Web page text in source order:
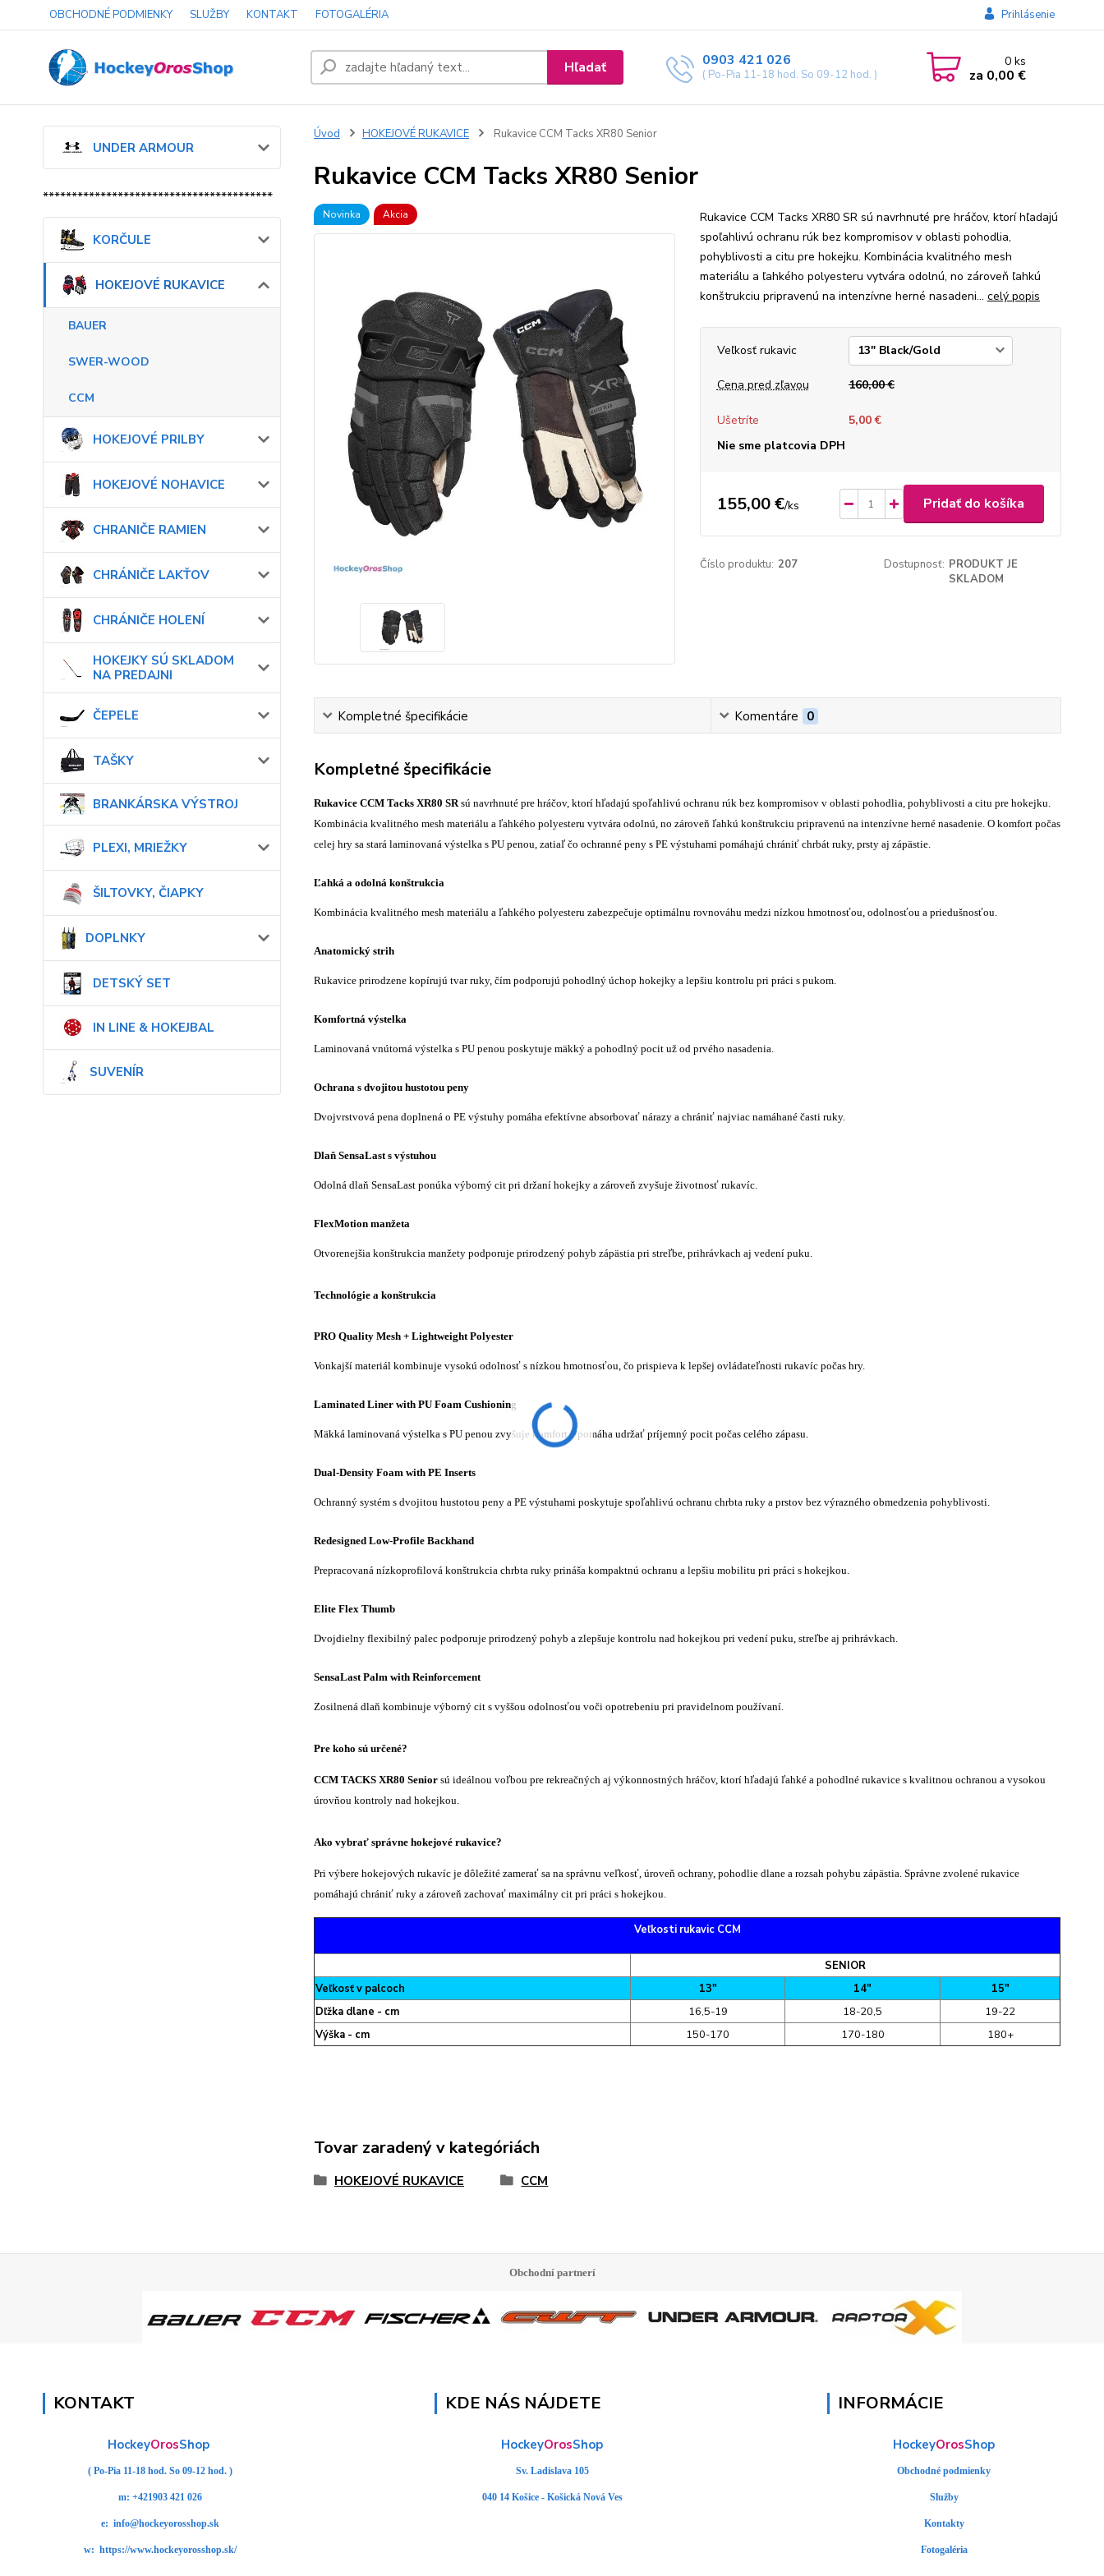
OBCHODNÉ PODMIENKY SLUŽBY KONTAKT FOTOGALÉRIA Prihlásenie
Hľadať 0903 421 026
( Po-Pia 11-18 hod. So 09-12 hod. )
0ks
za 0,00 €
UNDER ARMOUR
****************************************
KORČULE
HOKEJOVÉ RUKAVICE
BAUER
SWER-WOOD
CCM
HOKEJOVÉ PRILBY
HOKEJOVÉ NOHAVICE
CHRANIČE RAMIEN
CHRÁNIČE LAKŤOV
CHRÁNIČE HOLENÍ
HOKEJKY SÚ SKLADOM
NA PREDAJNI
ČEPELE
TAŠKY
BRANKÁRSKA VÝSTROJ
PLEXI, MRIEŽKY
ŠILTOVKY, ČIAPKY
DOPLNKY
DETSKÝ SET
IN LINE & HOKEJBAL
SUVENÍR
Úvod HOKEJOVÉ RUKAVICE Rukavice CCM Tacks XR80 Senior
Rukavice CCM Tacks XR80 Senior
Novinka Akcia
Rukavice CCM Tacks XR80 SR sú navrhnuté pre hráčov, ktorí hľadajú
spoľahlivú ochranu rúk bez kompromisov v oblasti pohodlia,
pohyblivosti a citu pre hokejku. Kombinácia kvalitného mesh
materiálu a ľahkého polyesteru vytvára odolnú, no zároveň ľahkú
konštrukciu pripravenú na intenzívne herné nasadeni... celý popis
Veľkosť rukavic
Cena pred zľavou 160,00 €
Ušetríte
5,00 €
Nie sme platcovia DPH
155,00 €/ks Pridať do košíka
Číslo produktu: 207 Dostupnosť: PRODUKT JE
SKLADOM
Kompletné špecifikácie Komentáre 0
Kompletné špecifikácie
Rukavice CCM Tacks XR80 SRsú navrhnuté pre hráčov, ktorí hľadajú spoľahlivú ochranu rúk bez kompromisov v oblasti pohodlia, pohyblivosti a citu pre hokejku.
Kombinácia kvalitného mesh materiálu a ľahkého polyesteru vytvára odolnú, no zároveň ľahkú konštrukciu pripravenú na intenzívne herné nasadenie. O komfort počas
celej hry sa stará laminovaná výstelka s PU penou, zatiaľ čo ochranné peny s PE výstuhami pomáhajú chrániť chrbát ruky, prsty aj zápästie.
Ľahká a odolná konštrukcia
Kombinácia kvalitného mesh materiálu a ľahkého polyesteru zabezpečuje optimálnu rovnováhu medzi nízkou hmotnosťou, odolnosťou a priedušnosťou.
Anatomický strih
Rukavice prirodzene kopírujú tvar ruky, čím podporujú pohodlný úchop hokejky a lepšiu kontrolu pri práci s pukom.
Komfortná výstelka
Laminovaná vnútorná výstelka s PU penou poskytuje mäkký a pohodlný pocit už od prvého nasadenia.
Ochrana s dvojitou hustotou peny
Dvojvrstvová pena doplnená o PE výstuhy pomáha efektívne absorbovať nárazy a chrániť najviac namáhané časti ruky.
Dlaň SensaLast s výstuhou
Odolná dlaň SensaLast ponúka výborný cit pri držaní hokejky a zároveň zvyšuje životnosť rukavíc.
FlexMotion manžeta
Otvorenejšia konštrukcia manžety podporuje prirodzený pohyb zápästia pri streľbe, prihrávkach aj vedení puku.
Technológie a konštrukcia
PRO Quality Mesh + Lightweight Polyester
Vonkajší materiál kombinuje vysokú odolnosť s nízkou hmotnosťou, čo prispieva k lepšej ovládateľnosti rukavíc počas hry.
Laminated Liner with PU Foam Cushioning
Mäkká laminovaná výstelka s PU penou zvyšuje komfort a pomáha udržať príjemný pocit počas celého zápasu.
Dual-Density Foam with PE Inserts
Ochranný systém s dvojitou hustotou peny a PE výstuhami poskytuje spoľahlivú ochranu chrbta ruky a prstov bez výrazného obmedzenia pohyblivosti.
Redesigned Low-Profile Backhand
Prepracovaná nízkoprofilová konštrukcia chrbta ruky prináša kompaktnú ochranu a lepšiu mobilitu pri práci s hokejkou.
Elite Flex Thumb
Dvojdielny flexibilný palec podporuje prirodzený pohyb a zlepšuje kontrolu nad hokejkou pri vedení puku, streľbe aj prihrávkach.
SensaLast Palm with Reinforcement
Zosilnená dlaň kombinuje výborný cit s vyššou odolnosťou voči opotrebeniu pri pravidelnom používaní.
Pre koho sú určené?
CCM TACKS XR80 Seniorsú ideálnou voľbou pre rekreačných aj výkonnostných hráčov, ktorí hľadajú ľahké a pohodlné rukavice s kvalitnou ochranou a vysokou
úrovňou kontroly nad hokejkou.
Ako vybrať správne hokejové rukavice?
Pri výbere hokejových rukavíc je dôležité zamerať sa na správnu veľkosť, úroveň ochrany, pohodlie dlane a rozsah pohybu zápästia. Správne zvolené rukavice
pomáhajú chrániť ruky a zároveň zachovať maximálny cit pri práci s hokejkou.
Veľkosti rukavic CCM
SENIOR
Veľkosť v palcoch
13" 14"
15"
Dľžka dlane - cm
16,5-19 18-20,5
19-22
Výška - cm
150-170 170-180 180+
Tovar zaradený v kategóriách
HOKEJOVÉ RUKAVICE CCM
Obchodní partnerí
KONTAKT
HockeyOrosShop
( Po-Pia 11-18 hod. So 09-12 hod. )
m: +421903 421 026
e: info@hockeyorosshop.sk
w: https://www.hockeyorosshop.sk/
KDE NÁS NÁJDETE
HockeyOrosShop
Sv. Ladislava 105
040 14 Košice - Košická Nová Ves
INFORMÁCIE
HockeyOrosShop
Obchodné podmienky
Služby
Kontakty
Fotogaléria